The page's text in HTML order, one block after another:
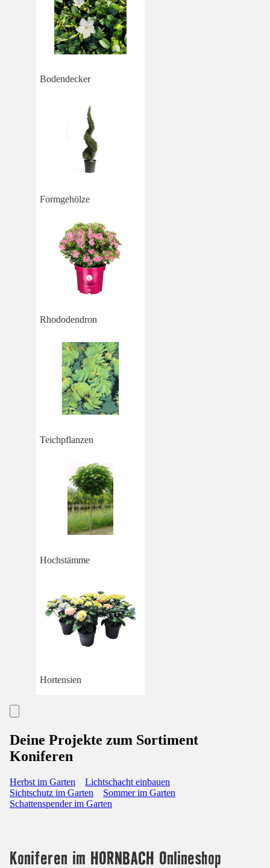
Bodendecker
Formgehölze
Rhododendron
Teichpflanzen
Hochstämme
Hortensien
Deine Projekte zum Sortiment
Koniferen
Herbst im Garten
Lichtschacht einbauen
Sichtschutz im Garten
Sommer im Garten
Schattenspender im Garten